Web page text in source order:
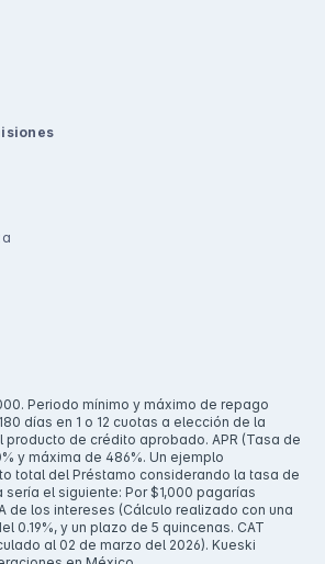
Periodo mínimo y máximo de repago
días en 1 o 12 cuotas a elección de la
producto de crédito aprobado. APR (Tasa de
y máxima de 486%. Un ejemplo
total del Préstamo considerando la tasa de
el siguiente: Por $1,000 pagarías
de los intereses (Cálculo realizado con una
0.19%, y un plazo de 5 quincenas. CAT
al 02 de marzo del 2026). Kueski